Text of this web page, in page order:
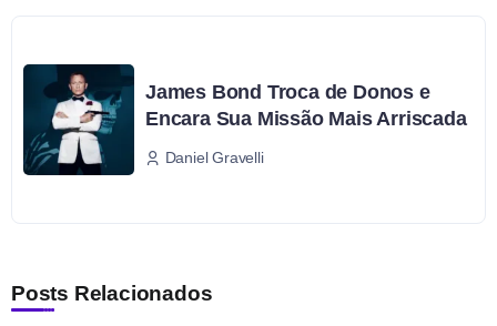
James Bond Troca de Donos e
Encara Sua Missão Mais Arriscada
Daniel Gravelli
Posts Relacionados